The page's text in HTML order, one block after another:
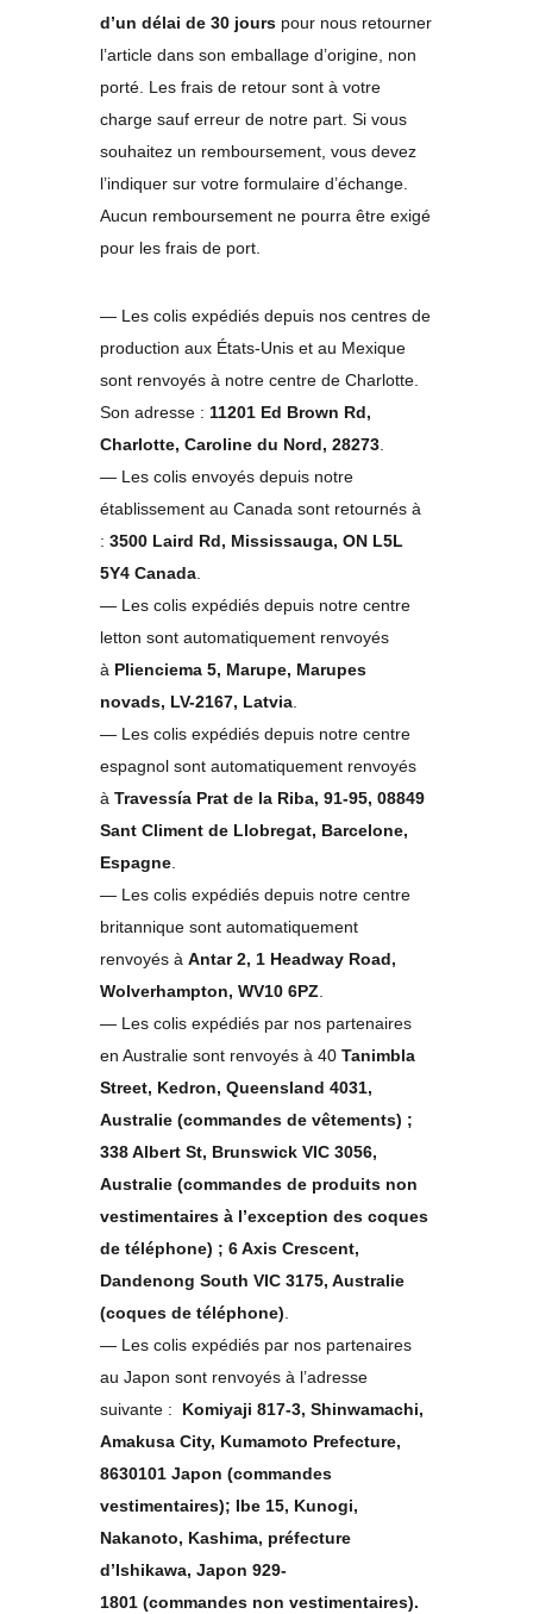
d’un délai de 30 jours pour nous retourner
l’article dans son emballage d’origine, non
porté. Les frais de retour sont à votre
charge sauf erreur de notre part. Si vous
souhaitez un remboursement, vous devez
l’indiquer sur votre formulaire d’échange.
Aucun remboursement ne pourra être exigé
pour les frais de port.
— Les colis expédiés depuis nos centres de
production aux États-Unis et au Mexique
sont renvoyés à notre centre de Charlotte.
Son adresse : 11201 Ed Brown Rd,
Charlotte, Caroline du Nord, 28273
— Les colis envoyés depuis notre
établissement au Canada sont retournés à
: 3500 Laird Rd, Mississauga, ON L5L
5Y4 Canada
— Les colis expédiés depuis notre centre
letton sont automatiquement renvoyés
à Plienciema 5, Marupe, Marupes
novads, LV-2167, Latvia
— Les colis expédiés depuis notre centre
espagnol sont automatiquement renvoyés
à Travessía Prat de la Riba, 91-95, 08849
Sant Climent de Llobregat, Barcelone,
Espagne
— Les colis expédiés depuis notre centre
britannique sont automatiquement
renvoyés à Antar 2, 1 Headway Road,
Wolverhampton, WV10 6PZ
— Les colis expédiés par nos partenaires
en Australie sont renvoyés à 40 Tanimbla
Street, Kedron, Queensland 4031,
Australie (commandes de vêtements) ;
338 Albert St, Brunswick VIC 3056,
Australie (commandes de produits non
vestimentaires à l’exception des coques
de téléphone) ; 6 Axis Crescent,
Dandenong South VIC 3175, Australie
(coques de téléphone)
— Les colis expédiés par nos partenaires
au Japon sont renvoyés à l’adresse
suivante : Komiyaji 817-3, Shinwamachi,
Amakusa City, Kumamoto Prefecture,
8630101 Japon (commandes
vestimentaires); Ibe 15, Kunogi,
Nakanoto, Kashima, préfecture
d’Ishikawa, Japon 929-
1801 (commandes non vestimentaires).